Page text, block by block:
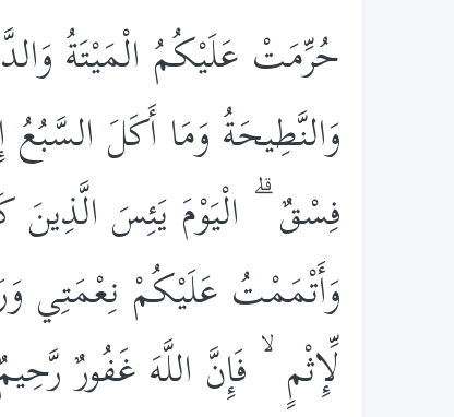
حُرِّمَتْ عَلَيْكُمُ الْمَيْتَةُ
وَالنَّطِيحَةُ وَمَا أَكَلَ
فِسْقٌ ۗ الْيَوْمَ يَئِسَ
وَأَتْمَمْتُ عَلَيْكُمْ نِعْمَتِي
لِّإِثْمٍ ۙ فَإِنَّ اللَّهَ غَفُورٌ